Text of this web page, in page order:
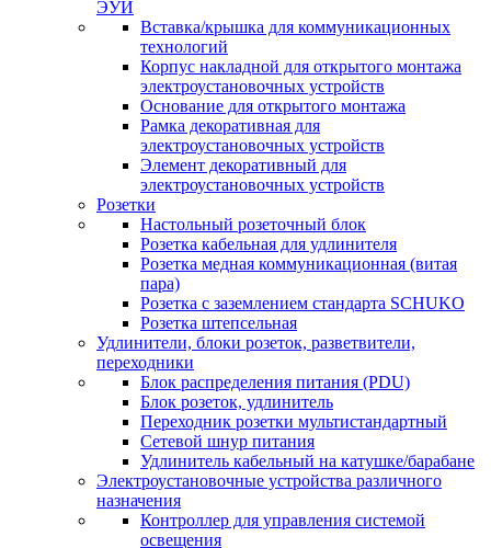
ЭУИ
Вставка/крышка для коммуникационных
технологий
Корпус накладной для открытого монтажа
электроустановочных устройств
Основание для открытого монтажа
Рамка декоративная для
электроустановочных устройств
Элемент декоративный для
электроустановочных устройств
Розетки
Настольный розеточный блок
Розетка кабельная для удлинителя
Розетка медная коммуникационная (витая
пара)
Розетка с заземлением стандарта SCHUKO
Розетка штепсельная
Удлинители, блоки розеток, разветвители,
переходники
Блок распределения питания (PDU)
Блок розеток, удлинитель
Переходник розетки мультистандартный
Сетевой шнур питания
Удлинитель кабельный на катушке/барабане
Электроустановочные устройства различного
назначения
Контроллер для управления системой
освещения